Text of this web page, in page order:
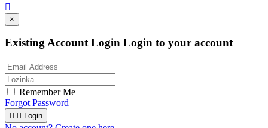

×
Existing Account Login Login to your account
Remember Me
Forgot Password
  Login